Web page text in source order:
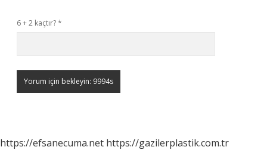
6 + 2 kaçtır?*
https://efsanecuma.net https://gazilerplastik.com.tr